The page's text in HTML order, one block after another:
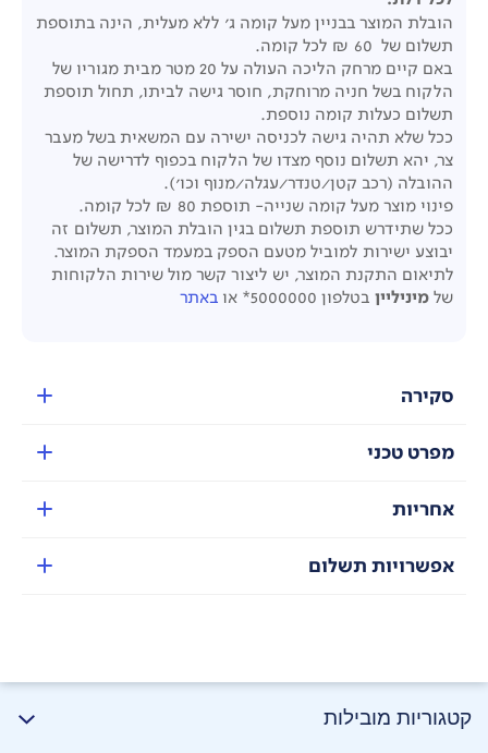
הובלת המוצר בבניין מעל קומה ג' ללא מעלית, הינה בתוספת
תשלום של 60 ₪ לכל קומה.
באם קיים מרחק הליכה העולה על 20 מטר מבית מגוריו של
הלקוח בשל חניה מרוחקת, חוסר גישה לביתו, תחול תוספת
תשלום כעלות קומה נוספת.
ככל שלא תהיה גישה לכניסה ישירה עם המשאית בשל מעבר
צר, יהא תשלום נוסף מצדו של הלקוח בכפוף לדרישה של
ההובלה (רכב קטן/טנדר/עגלה/מנוף וכו').
פינוי מוצר מעל קומה שנייה- תוספת 80 ₪ לכל קומה.
ככל שתידרש תוספת תשלום בגין הובלת המוצר, תשלום זה
יבוצע ישירות למוביל מטעם הספק במעמד הספקת המוצר.
לתיאום התקנת המוצר, יש ליצור קשר מול שירות הלקוחות
של מיניליין בטלפון 5000000* או באתר
סקירה
מפרט טכני
אחריות
אפשרויות תשלום
קטגוריות מובילות